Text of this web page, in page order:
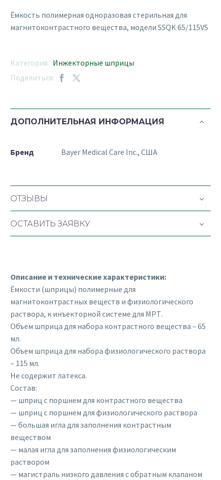
Ёмкость полимерная одноразовая стерильная для
магнитоконтрастного вещества, модели SSQK 65/115VS
Категория: Инжекторные шприцы
Поделиться:
ДОПОЛНИТЕЛЬНАЯ ИНФОРМАЦИЯ
Бренд Bayer Medical Care Inc., США
ОТЗЫВЫ
ОСТАВИТЬ ЗАЯВКУ
Описание и технические характеристики:
Ёмкости (шприцы) полимерные для
магнитоконтрастных веществ и физиологического
раствора, к инъекторной системе для МРТ.
Объем шприца для набора контрастного вещества – 65
мл.
Объем шприца для набора физиологического раствора
– 115 мл.
Не содержит латекса.
Состав:
— шприц с поршнем для контрастного вещества
— шприц с поршнем для физиологического раствора
— большая игла для заполнения контрастным
веществом
— малая игла для заполнения физиологическим
раствором
— магистраль низкого давления с обратным клапаном